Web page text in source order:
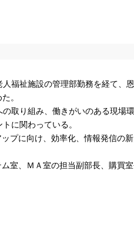
福祉施設の管理部勤務を経て、
。
取り組み、働きがいのある現場
に関わっている。
プに向け、効率化、情報発信の
室、ＭＡ室の担当副部長、購買